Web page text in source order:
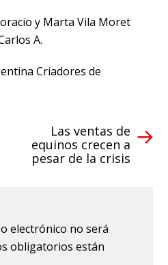
y Marta Vila Moret
A.
Criadores de
Las ventas de
equinos crecen a
pesar de la crisis
electrónico no será
obligatorios están